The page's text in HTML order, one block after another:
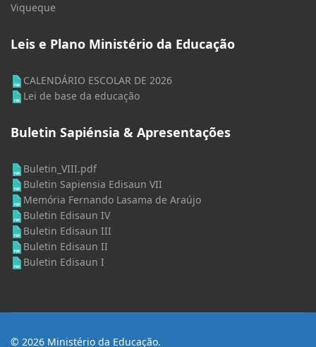
Viqueque
Leis e Plano Ministério da Educação
CALENDÁRIO ESCOLAR DE 2026
Lei de base da educação
Buletin Sapiénsia & Apresentações
Buletin_VIII.pdf
Buletin Sapiensia Edisaun VII
Memória Fernando Lasama de Araújo
Buletin Edisaun IV
Buletin Edisaun III
Buletin Edisaun II
Buletin Edisaun I
© 2026 Ministério da Educação.